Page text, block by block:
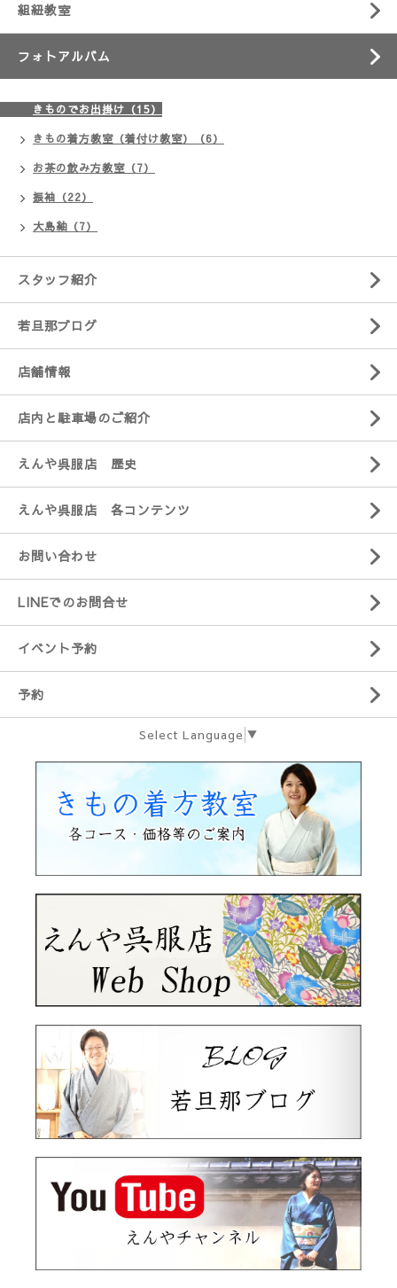
組紐教室
フォトアルバム
きものでお出掛け（15）
きもの着方教室（着付け教室）（6）
お茶の飲み方教室（7）
振袖（22）
大島紬（7）
スタッフ紹介
若旦那ブログ
店舗情報
店内と駐車場のご紹介
えんや呉服店 歴史
えんや呉服店 各コンテンツ
お問い合わせ
LINEでのお問合せ
イベント予約
予約
Select Language ▼